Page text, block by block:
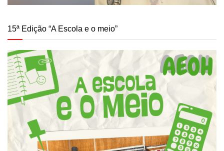
15ª Edição “A Escola e o meio”